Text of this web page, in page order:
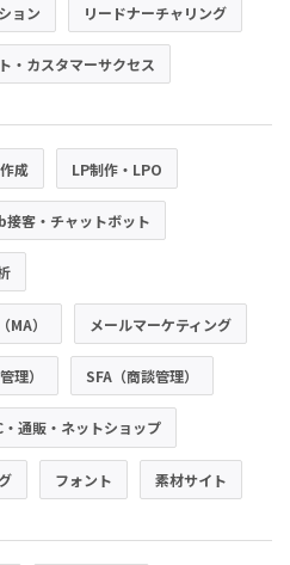
ョン リードナーチャリング
・カスタマーサクセス
成 LP制作・LPO
接客・チャットボット
） メールマーケティング
理） SFA（商談管理）
・通販・ネットショップ
フォント 素材サイト